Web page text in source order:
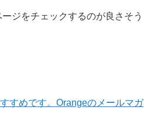
ジをチェックするのが良さそう
すめです。Orangeのメールマガ